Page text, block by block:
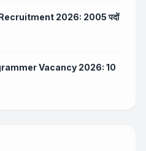
2026: 2005 पदों
Vacancy 2026: 10